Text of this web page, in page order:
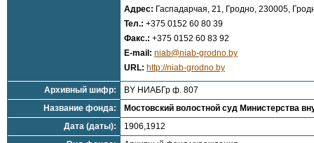
Адрес: Гаспадарчая, 21, Гродно, 230005,
Тел.: +375 0152 60 80 39
Факс.: +375 0152 60 83 92
E-mail: niab@niab-grodno.by
URL: http://niab-grodno.by
Архивный шифр:
BY НИАБГр ф. 807
Название фонда:
Мостовский волостной суд Министерства
Дата (даты):
1906,1912